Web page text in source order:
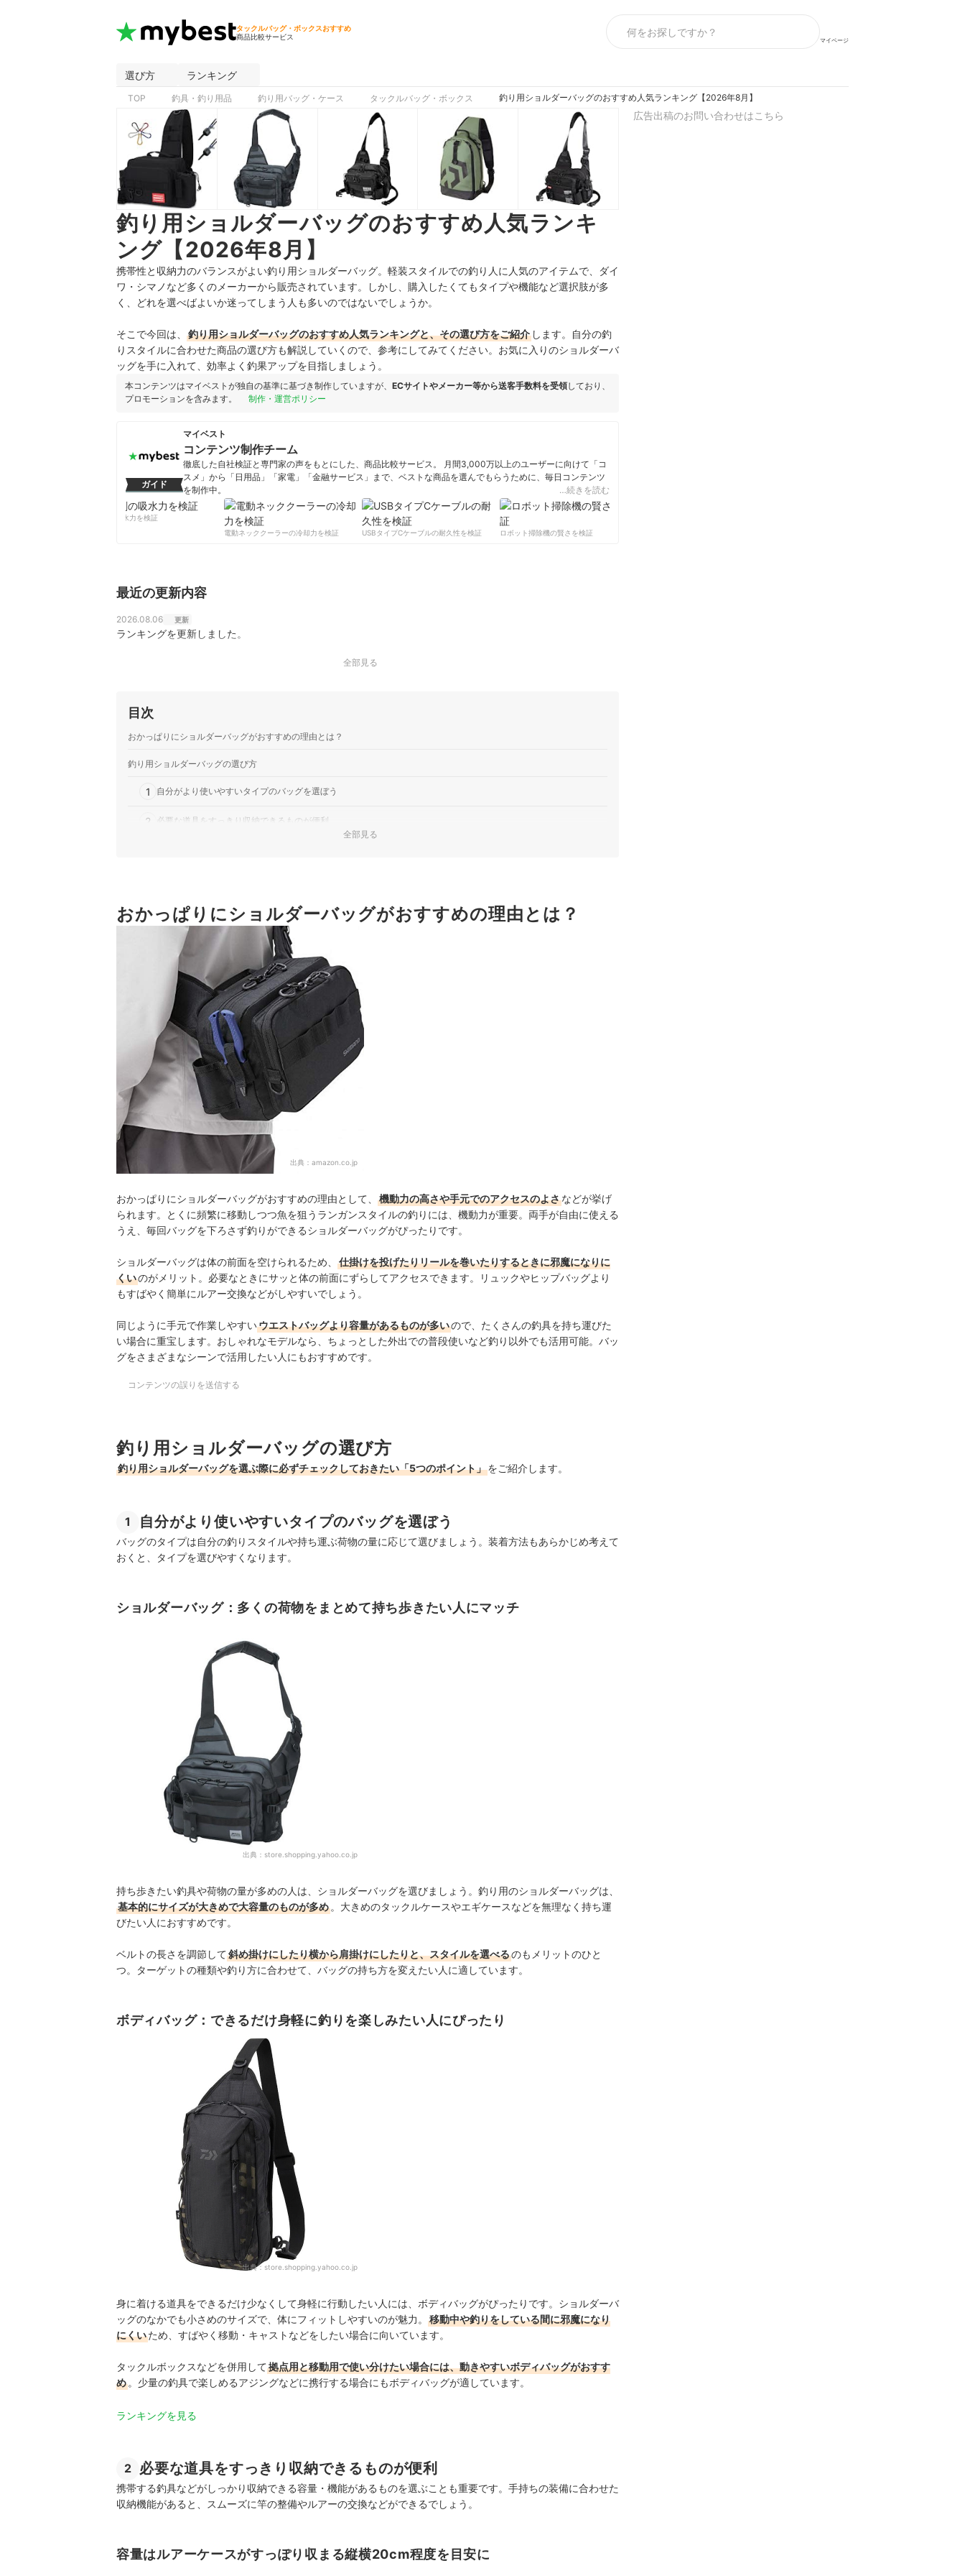
タックルバッグ・ボックスおすすめ
商品比較サービス
マイページ
選び方 ランキング
TOP 釣具・釣り用品 釣り用バッグ・ケース タックルバッグ・ボックス 釣り用ショルダーバッグのおすすめ人気ランキング【2026年8月】
釣り用ショルダーバッグのおすすめ人気ランキ
ング【2026年8月】
携帯性と収納力のバランスがよい釣り用ショルダーバッグ。軽装スタイルでの釣り人に人気のアイテムで、ダイ
ワ・シマノなど多くのメーカーから販売されています。しかし、購入したくてもタイプや機能など選択肢が多
く、どれを選べばよいか迷ってしまう人も多いのではないでしょうか。
そこで今回は、 釣り用ショルダーバッグのおすすめ人気ランキングと、その選び方をご紹介 します。自分の釣
りスタイルに合わせた商品の選び方も解説していくので、参考にしてみてください。お気に入りのショルダーバ
ッグを手に入れて、効率よく釣果アップを目指しましょう。
本コンテンツはマイベストが独自の基準に基づき制作していますが、 ECサイトやメーカー等から送客手数料を受領しており、
プロモーションを含みます。
制作・運営ポリシー
ガイド
マイベスト
コンテンツ制作チーム
徹底した自社検証と専門家の声をもとにした、商品比較サービス。 月間3,000万以上のユーザーに向けて「コ
スメ」から「日用品」「家電」「金融サービス」まで、ベストな商品を選んでもらうために、毎日コンテンツ
を制作中。
コンテンツ制作チームのプロフィール
…続きを読む
柔軟剤の吸水力を検証
電動ネッククーラーの冷却力を検証
USBタイプCケーブルの耐久性を検証 ロボット掃除機の賢さを検証
最近の更新内容
2026.08.06 更新
ランキングを更新しました。
全部見る
目次
おかっぱりにショルダーバッグがおすすめの理由とは？
釣り用ショルダーバッグの選び方
1 自分がより使いやすいタイプのバッグを選ぼう
2 必要な道具をすっきり収納できるものが便利
5 バッグ生地の防水性・耐久性にもこだわろう
釣り用ショルダーバッグ全81商品おすすめ人気ランキング
併用すればさらに便利な各種ケースにも注目
釣り用ショルダーバッグの売れ筋ランキングもチェック！
全部見る
おかっぱりにショルダーバッグがおすすめの理由とは？
出典： amazon.co.jp
おかっぱりにショルダーバッグがおすすめの理由として、 機動力の高さや手元でのアクセスのよさなどが挙げ
られます。とくに頻繁に移動しつつ魚を狙うランガンスタイルの釣りには、機動力が重要。両手が自由に使える
うえ、毎回バッグを下ろさず釣りができるショルダーバッグがぴったりです。
ショルダーバッグは体の前面を空けられるため、
仕掛けを投げたりリールを巻いたりするときに邪魔になりに
くいのがメリット。必要なときにサッと体の前面にずらしてアクセスできます。リュックやヒップバッグより
もすばやく簡単にルアー交換などがしやすいでしょう。
同じように手元で作業しやすいウエストバッグより容量があるものが多いので、たくさんの釣具を持ち運びた
い場合に重宝します。おしゃれなモデルなら、ちょっとした外出での普段使いなど釣り以外でも活用可能。バッ
グをさまざまなシーンで活用したい人にもおすすめです。
コンテンツの誤りを送信する
釣り用ショルダーバッグの選び方
釣り用ショルダーバッグを選ぶ際に必ずチェックしておきたい「5つのポイント」をご紹介します。
1 自分がより使いやすいタイプのバッグを選ぼう
バッグのタイプは自分の釣りスタイルや持ち運ぶ荷物の量に応じて選びましょう。装着方法もあらかじめ考えて
おくと、タイプを選びやすくなります。
ショルダーバッグ：多くの荷物をまとめて持ち歩きたい人にマッチ
出典： store.shopping.yahoo.co.jp
持ち歩きたい釣具や荷物の量が多めの人は、ショルダーバッグを選びましょう。釣り用のショルダーバッグは、
基本的にサイズが大きめで大容量のものが多め 。大きめのタックルケースやエギケースなどを無理なく持ち運
びたい人におすすめです。
ベルトの長さを調節して斜め掛けにしたり横から肩掛けにしたりと、スタイルを選べるのもメリットのひと
つ。ターゲットの種類や釣り方に合わせて、バッグの持ち方を変えたい人に適しています。
ボディバッグ：できるだけ身軽に釣りを楽しみたい人にぴったり
出典： store.shopping.yahoo.co.jp
身に着ける道具をできるだけ少なくして身軽に行動したい人には、ボディバッグがぴったりです。ショルダーバ
ッグのなかでも小さめのサイズで、体にフィットしやすいのが魅力。
移動中や釣りをしている間に邪魔になり
にくいため、すばやく移動・キャストなどをしたい場合に向いています。
タックルボックスなどを併用して拠点用と移動用で使い分けたい場合には、動きやすいボディバッグがおすす
め 。少量の釣具で楽しめるアジングなどに携行する場合にもボディバッグが適しています。
ランキングを見る
2 必要な道具をすっきり収納できるものが便利
携帯する釣具などがしっかり収納できる容量・機能があるものを選ぶことも重要です。手持ちの装備に合わせた
収納機能があると、スムーズに竿の整備やルアーの交換などができるでしょう。
容量はルアーケースがすっぽり収まる縦横20cm程度を目安に
広告出稿のお問い合わせはこちら